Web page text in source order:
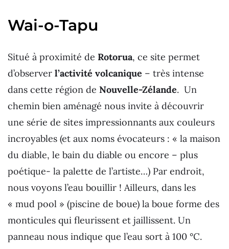
Wai-o-Tapu
Situé à proximité de Rotorua, ce site permet
d’observer l’activité volcanique – très intense
dans cette région de Nouvelle-Zélande. Un
chemin bien aménagé nous invite à découvrir
une série de sites impressionnants aux couleurs
incroyables (et aux noms évocateurs : « la maison
du diable, le bain du diable ou encore – plus
poétique- la palette de l’artiste…) Par endroit,
nous voyons l’eau bouillir ! Ailleurs, dans les
« mud pool » (piscine de boue) la boue forme des
monticules qui fleurissent et jaillissent. Un
panneau nous indique que l’eau sort à 100 °C.